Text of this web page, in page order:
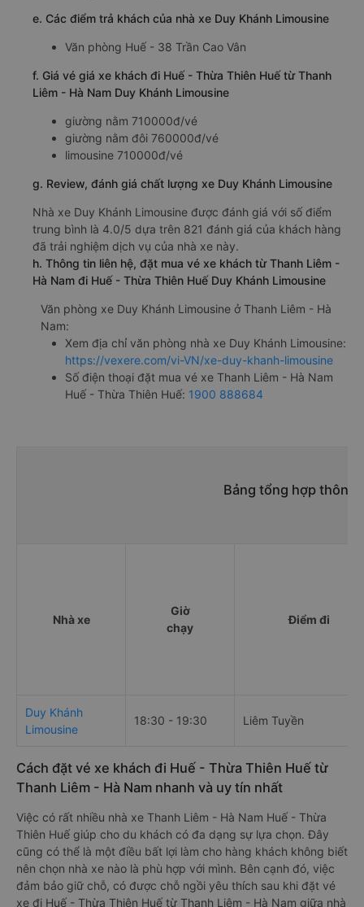
e. Các điểm trả khách của nhà xe Duy Khánh Limousine
Văn phòng Huế - 38 Trần Cao Vân
f. Giá vé giá xe khách đi Huế - Thừa Thiên Huế từ Thanh
Liêm - Hà Nam Duy Khánh Limousine
giường nằm 710000đ/vé
giường nằm đôi 760000đ/vé
limousine 710000đ/vé
g. Review, đánh giá chất lượng xe Duy Khánh Limousine
Nhà xe Duy Khánh Limousine được đánh giá với số điểm
trung bình là 4.0/5 dựa trên 821 đánh giá của khách hàng
đã trải nghiệm dịch vụ của nhà xe này.
h. Thông tin liên hệ, đặt mua vé xe khách từ Thanh Liêm -
Hà Nam đi Huế - Thừa Thiên Huế Duy Khánh Limousine
Văn phòng xe Duy Khánh Limousine ở Thanh Liêm - Hà
Nam:
Xem địa chỉ văn phòng nhà xe Duy Khánh Limousine:
https://vexere.com/vi-VN/xe-duy-khanh-limousine
Số điện thoại đặt mua vé xe Thanh Liêm - Hà Nam
Huế - Thừa Thiên Huế: 1900 888684
Bảng tổng hợp thông
Nhà xe
Giờ
chạy
Điểm đi
Duy Khánh
Limousine
18:30 - 19:30 Liêm Tuyền
Cách đặt vé xe khách đi Huế - Thừa Thiên Huế từ
Thanh Liêm - Hà Nam nhanh và uy tín nhất
Việc có rất nhiều nhà xe Thanh Liêm - Hà Nam Huế - Thừa
Thiên Huế giúp cho du khách có đa dạng sự lựa chọn. Đây
cũng có thể là một điều bất lợi làm cho hàng khách không biết
nên chọn nhà xe nào là phù hợp với mình. Bên cạnh đó, việc
đảm bảo giữ chỗ, có được chỗ ngồi yêu thích sau khi đặt vé
xe đi Huế - Thừa Thiên Huế từ Thanh Liêm - Hà Nam giữa nhà